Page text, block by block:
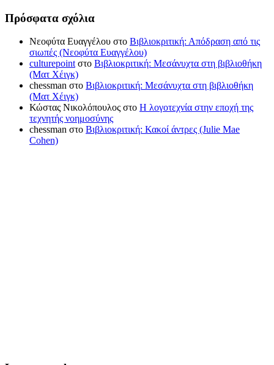
Πρόσφατα σχόλια
Νεοφύτα Ευαγγέλου στο Βιβλιοκριτική: Απόδραση από τις
σιωπές (Νεοφύτα Ευαγγέλου)
culturepointστο Βιβλιοκριτική: Μεσάνυχτα στη βιβλιοθήκη
(Ματ Χέιγκ)
chessman στο Βιβλιοκριτική: Μεσάνυχτα στη βιβλιοθήκη
(Ματ Χέιγκ)
Κώστας Νικολόπουλος στο Η λογοτεχνία στην εποχή της
τεχνητής νοημοσύνης
chessman στο Βιβλιοκριτική: Κακοί άντρες (Julie Mae
Cohen)